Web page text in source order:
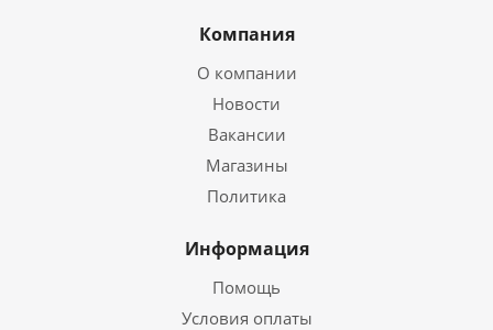
Компания
О компании
Новости
Вакансии
Магазины
Политика
Информация
Помощь
Условия оплаты